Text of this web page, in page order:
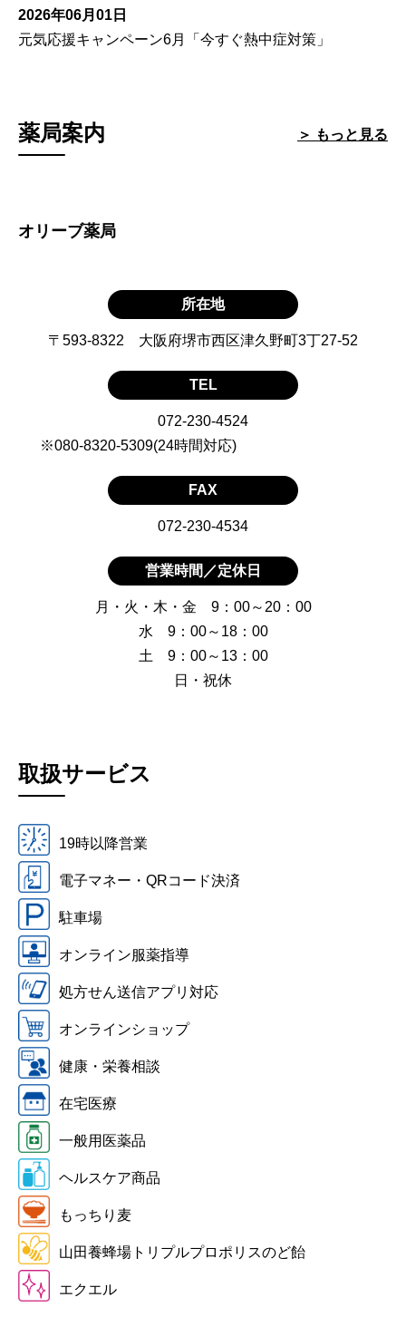
2026年06月01日
元気応援キャンペーン6月「今すぐ熱中症対策」
薬局案内
オリーブ薬局
所在地
〒593-8322 大阪府堺市西区津久野町3丁27-52
TEL
072-230-4524
※080-8320-5309(24時間対応)
FAX
072-230-4534
営業時間／定休日
月・火・木・金 9：00～20：00
水 9：00～18：00
土 9：00～13：00
日・祝休
＞ もっと見る
取扱サービス
19時以降営業
電子マネー・QRコード決済
駐車場
オンライン服薬指導
処方せん送信アプリ対応
オンラインショップ
健康・栄養相談
在宅医療
一般用医薬品
ヘルスケア商品
もっちり麦
山田養蜂場トリプルプロポリスのど飴
エクエル